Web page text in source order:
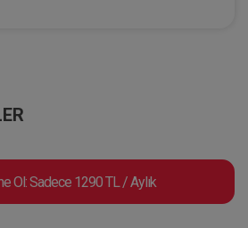
Ol: Sadece 1290 TL / Aylık